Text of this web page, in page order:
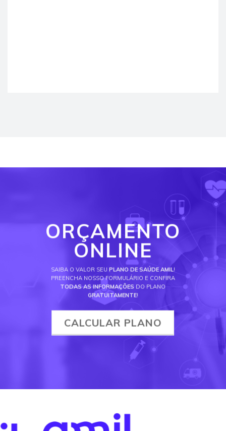
ORÇAMENTO
ONLINE
SAIBA O VALOR SEU PLANO DE SAÚDE AMIL!
PREENCHA NOSSO FORMULÁRIO E CONFIRA
TODAS AS INFORMAÇÕES DO PLANO
GRATUITAMENTE!
CALCULAR PLANO